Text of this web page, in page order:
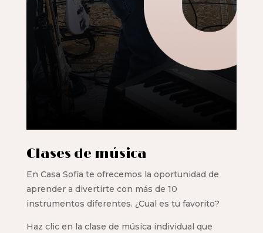
Clases de música
En Casa Sofía te ofrecemos la oportunidad de
aprender a divertirte con más de 10
instrumentos diferentes. ¿Cual es tu favorito?
Haz clic en la clase de música individual que